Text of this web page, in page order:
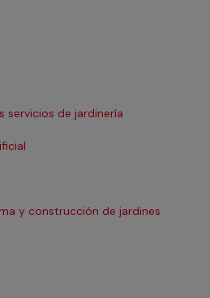
servicios de jardinería
y construcción de jardines